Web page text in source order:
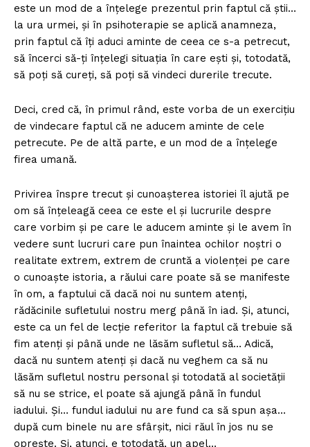
este un mod de a înțelege prezentul prin faptul că știi…
la ura urmei, și în psihoterapie se aplică anamneza,
prin faptul că îți aduci aminte de ceea ce s-a petrecut,
să încerci să-ți înțelegi situația în care ești și, totodată,
să poți să cureți, să poți să vindeci durerile trecute.
Deci, cred că, în primul rând, este vorba de un exercițiu
de vindecare faptul că ne aducem aminte de cele
petrecute. Pe de altă parte, e un mod de a înțelege
firea umană.
Privirea înspre trecut și cunoașterea istoriei îl ajută pe
om să înțeleagă ceea ce este el și lucrurile despre
care vorbim și pe care le aducem aminte și le avem în
vedere sunt lucruri care pun înaintea ochilor noștri o
realitate extrem, extrem de cruntă a violenței pe care
o cunoaște istoria, a răului care poate să se manifeste
în om, a faptului că dacă noi nu suntem atenți,
rădăcinile sufletului nostru merg până în iad. Și, atunci,
este ca un fel de lecție referitor la faptul că trebuie să
fim atenți și până unde ne lăsăm sufletul să… Adică,
dacă nu suntem atenți și dacă nu veghem ca să nu
lăsăm sufletul nostru personal și totodată al societății
să nu se strice, el poate să ajungă până în fundul
iadului. Și… fundul iadului nu are fund ca să spun așa…
după cum binele nu are sfârșit, nici răul în jos nu se
oprește. Și, atunci, e totodată, un apel…